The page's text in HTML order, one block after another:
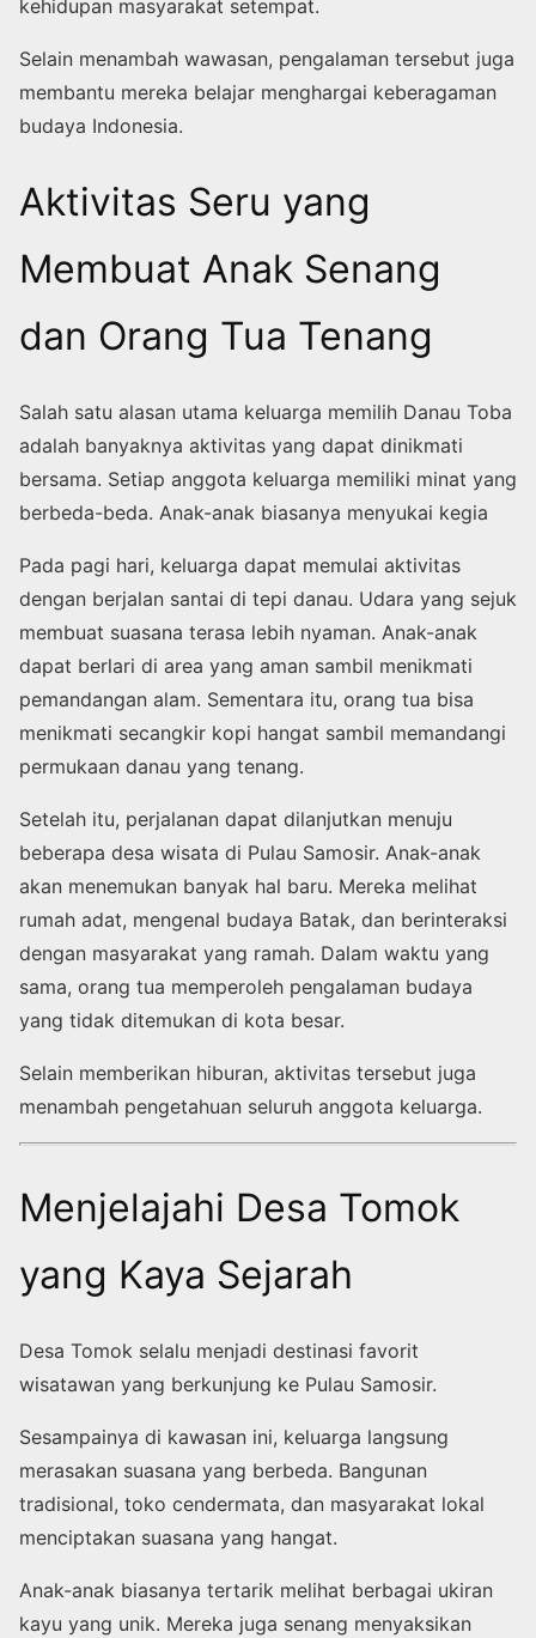
kehidupan masyarakat setempat.
Selain menambah wawasan, pengalaman tersebut juga
membantu mereka belajar menghargai keberagaman
budaya Indonesia.
Aktivitas Seru yang
Membuat Anak Senang
dan Orang Tua Tenang
Salah satu alasan utama keluarga memilih Danau Toba
adalah banyaknya aktivitas yang dapat dinikmati
bersama. Setiap anggota keluarga memiliki minat yang
berbeda-beda. Anak-anak biasanya menyukai kegia
Pada pagi hari, keluarga dapat memulai aktivitas
dengan berjalan santai di tepi danau. Udara yang sejuk
membuat suasana terasa lebih nyaman. Anak-anak
dapat berlari di area yang aman sambil menikmati
pemandangan alam. Sementara itu, orang tua bisa
menikmati secangkir kopi hangat sambil memandangi
permukaan danau yang tenang.
Setelah itu, perjalanan dapat dilanjutkan menuju
beberapa desa wisata di Pulau Samosir. Anak-anak
akan menemukan banyak hal baru. Mereka melihat
rumah adat, mengenal budaya Batak, dan berinteraksi
dengan masyarakat yang ramah. Dalam waktu yang
sama, orang tua memperoleh pengalaman budaya
yang tidak ditemukan di kota besar.
Selain memberikan hiburan, aktivitas tersebut juga
menambah pengetahuan seluruh anggota keluarga.
Menjelajahi Desa Tomok
yang Kaya Sejarah
Desa Tomok selalu menjadi destinasi favorit
wisatawan yang berkunjung ke Pulau Samosir.
Sesampainya di kawasan ini, keluarga langsung
merasakan suasana yang berbeda. Bangunan
tradisional, toko cendermata, dan masyarakat lokal
menciptakan suasana yang hangat.
Anak-anak biasanya tertarik melihat berbagai ukiran
kayu yang unik. Mereka juga senang menyaksikan